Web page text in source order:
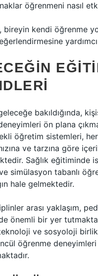
öğrenmeni nasıl
bireyin kendi öğrenme
bakıldığında,
ön plana
öğretim sistemleri,
ve tarzına göre
Sağlık eğitiminde
simülasyon tabanlı
hale gelmektedir.
arası yaklaşım,
önemli bir yer
ve sosyoloji
öğrenme deneyimleri